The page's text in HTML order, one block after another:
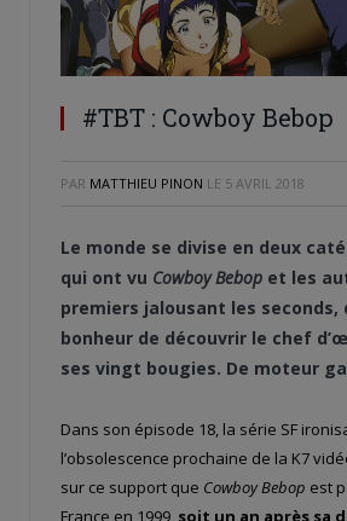
#TBT : Cowboy Bebop
PAR MATTHIEU PINON LE 5 AVRIL 2018
Le monde se divise en deux
qui ont vu Cowboy Bebop et les
premiers jalousant les seconds,
bonheur de découvrir le chef
ses vingt bougies. De moteur
Dans son épisode 18, la série SF
l’obsolescence prochaine de la K7
sur ce support que Cowboy Bebop est